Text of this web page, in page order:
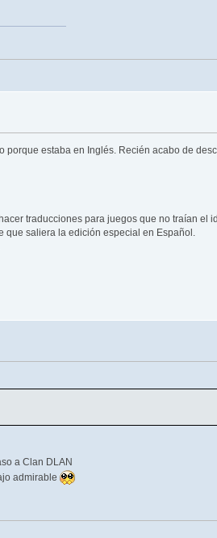
porque estaba en Inglés. Recién acabo de
traducciones para juegos que no traían el
que saliera la edición especial en Español.
a Clan DLAN
admirable